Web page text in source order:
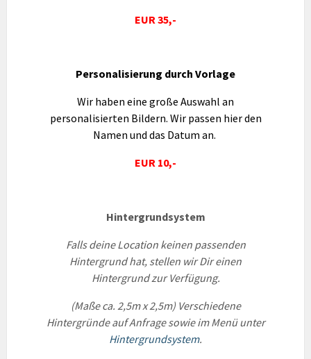
EUR 35,-
Personalisierung durch Vorlage
Wir haben eine große Auswahl an
personalisierten Bildern. Wir passen hier den
Namen und das Datum an.
EUR 10,-
Hintergrundsystem
Falls deine Location keinen passenden
Hintergrund hat, stellen wir Dir einen
Hintergrund zurVerfügung.
(Maße ca. 2,5m x 2,5m) Verschiedene
Hintergründe auf Anfrage sowie im Menü unter
Hintergrundsystem.